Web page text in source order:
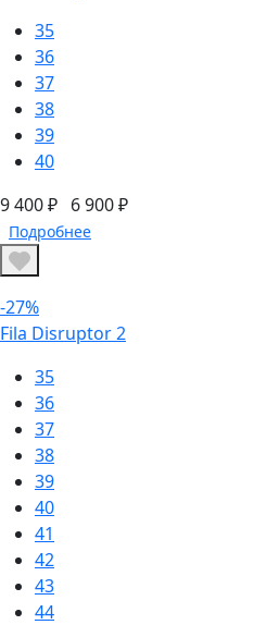
35
36
37
38
39
40
9 400 ₽ 6 900 ₽
Подробнее
-27%
Fila Disruptor 2
35
36
37
38
39
40
41
42
43
44